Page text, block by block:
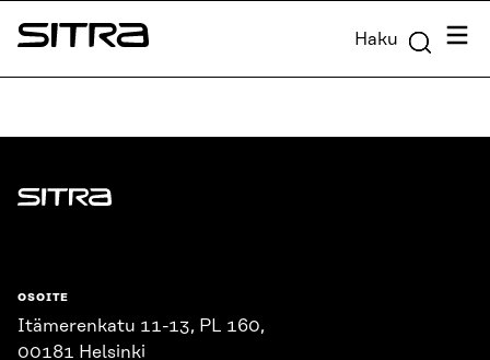
Siirry
suoraan
Sitra Haku
Sitra
OSOITE
Itämerenkatu 11-13, PL 160,
00181 Helsinki